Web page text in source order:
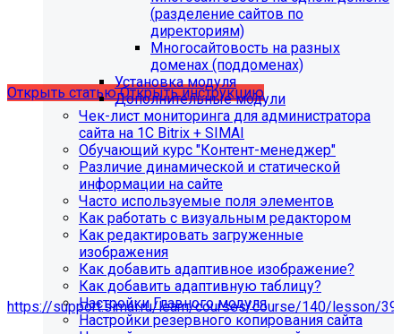
будет ограничена поддержка продуктов на
MySql версии ниже 8.0.0.Рекомендуемая версия MySql
Открыть статьюОткрыть инструкцию
Мы подготовили чек-лист администратора сайта:
https://support.simai.ru/learn/courses/course/140/lesson/
(разделение сайтов по
директориям)
Многосайтовость на разных
доменах (поддоменах)
Установка модуля
Дополнительные модули
Чек-лист мониторинга для администратора
сайта на 1С Bitrix + SIMAI
Обучающий курс "Контент-менеджер"
Различие динамической и статической
информации на сайте
Часто используемые поля элементов
Как работать с визуальным редактором
Как редактировать загруженные
изображения
Как добавить адаптивное изображение?
Как добавить адаптивную таблицу?
Настройки Главного модуля
Настройки резервного копирования сайта